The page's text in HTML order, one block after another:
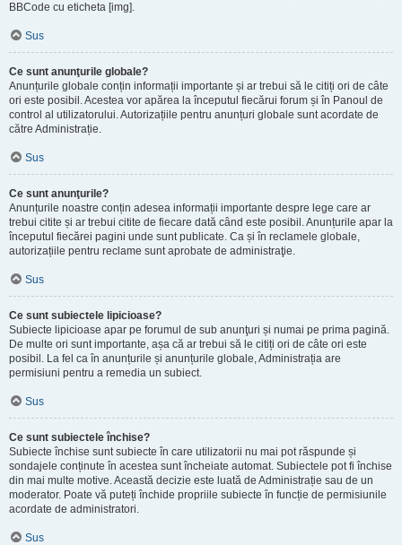
BBCode cu eticheta [img].
Sus
Ce sunt anunţurile globale?
Anunțurile globale conțin informații importante și ar trebui să le citiți ori de câte
ori este posibil. Acestea vor apărea la începutul fiecărui forum și în Panoul de
control al utilizatorului. Autorizațiile pentru anunțuri globale sunt acordate de
către Administrație.
Sus
Ce sunt anunţurile?
Anunțurile noastre conțin adesea informații importante despre lege care ar
trebui citite și ar trebui citite de fiecare dată când este posibil. Anunțurile apar la
începutul fiecărei pagini unde sunt publicate. Ca și în reclamele globale,
autorizațiile pentru reclame sunt aprobate de administraţie.
Sus
Ce sunt subiectele lipicioase?
Subiecte lipicioase apar pe forumul de sub anunţuri și numai pe prima pagină.
De multe ori sunt importante, așa că ar trebui să le citiți ori de câte ori este
posibil. La fel ca în anunțurile și anunțurile globale, Administrația are
permisiuni pentru a remedia un subiect.
Sus
Ce sunt subiectele închise?
Subiecte închise sunt subiecte în care utilizatorii nu mai pot răspunde și
sondajele conținute în acestea sunt încheiate automat. Subiectele pot fi închise
din mai multe motive. Această decizie este luată de Administrație sau de un
moderator. Poate vă puteți închide propriile subiecte în funcție de permisiunile
acordate de administratori.
Sus